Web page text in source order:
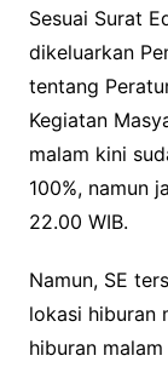
Sesuai Surat
dikeluarkan
tentang
Kegiatan
malam kini
100%, namun
22.00 WIB.
Namun, SE
lokasi hiburan
hiburan